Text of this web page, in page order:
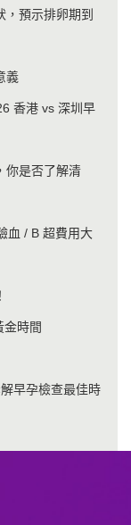
預示排卵期到
義
香港 vs 深圳早
你是否了解清
血 / B 超費用大
時間
早孕檢查最佳時